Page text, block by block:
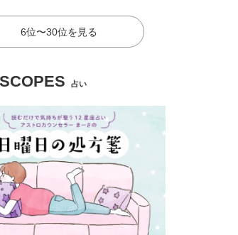
6位〜30位を見る
占い